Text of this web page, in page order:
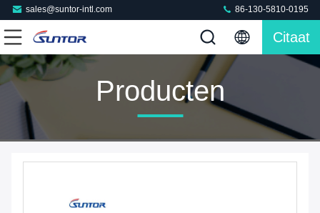
sales@suntor-intl.com 86-130-5810-0195
Citaat
Producten